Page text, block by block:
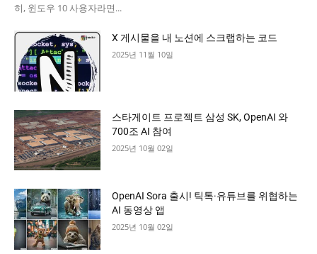
히, 윈도우 10 사용자라면...
X 게시물을 내 노션에 스크랩하는 코드
2025년 11월 10일
스타게이트 프로젝트 삼성 SK, OpenAI 와
700조 AI 참여
2025년 10월 02일
OpenAI Sora 출시! 틱톡·유튜브를 위협하는
AI 동영상 앱
2025년 10월 02일